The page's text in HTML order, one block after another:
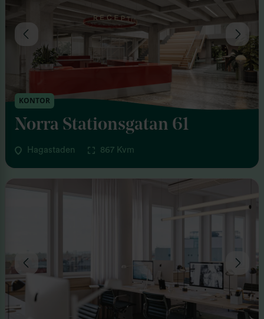
KONTOR
Norra Stationsgatan 61
Hagastaden 867 Kvm